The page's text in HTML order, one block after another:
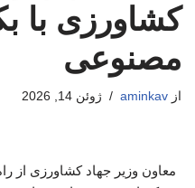
کشاورزی با
مصنوعی
از aminkav ژوئن 14, 2026
معاون وزیر جهاد کشاورزی از